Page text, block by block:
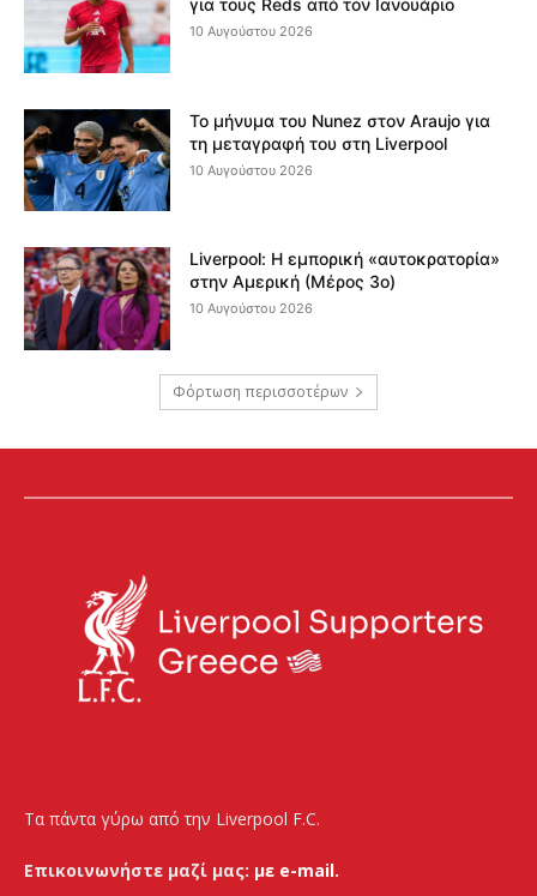
για τους Reds από τον Ιανουάριο
10 Αυγούστου 2026
Το μήνυμα του Nunez στον Araujo για
τη μεταγραφή του στη Liverpool
10 Αυγούστου 2026
Liverpool: Η εμπορική «αυτοκρατορία»
στην Αμερική (Μέρος 3ο)
10 Αυγούστου 2026
Φόρτωση περισσοτέρων
Τα πάντα γύρω από την Liverpool F.C.
Επικοινωνήστε μαζί μας: με e-mail.